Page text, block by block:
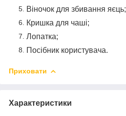
Віночок для збивання яєць;
Кришка для чаші;
Лопатка;
Посібник користувача.
Приховати
Характеристики